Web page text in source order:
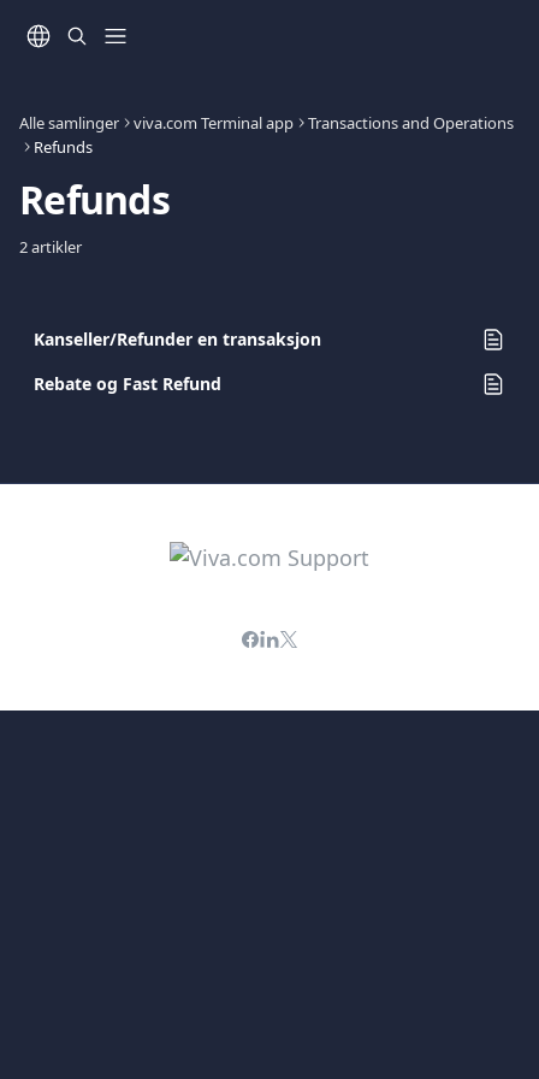
Alle samlinger viva.com Terminal app
Transactions and Operations
Refunds
Refunds
2 artikler
Kanseller/Refunder en transaksjon
Rebate og Fast Refund